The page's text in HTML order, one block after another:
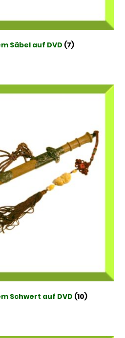
Säbel auf DVD (7)
Schwert auf DVD (10)